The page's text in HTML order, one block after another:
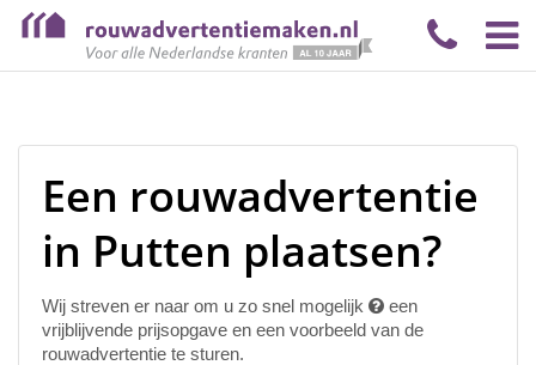
Een rouwadvertentie
in Putten plaatsen?
Wij streven er naar om u zo snel mogelijk
een
vrijblijvende prijsopgave en een voorbeeld van de
rouwadvertentie te sturen.